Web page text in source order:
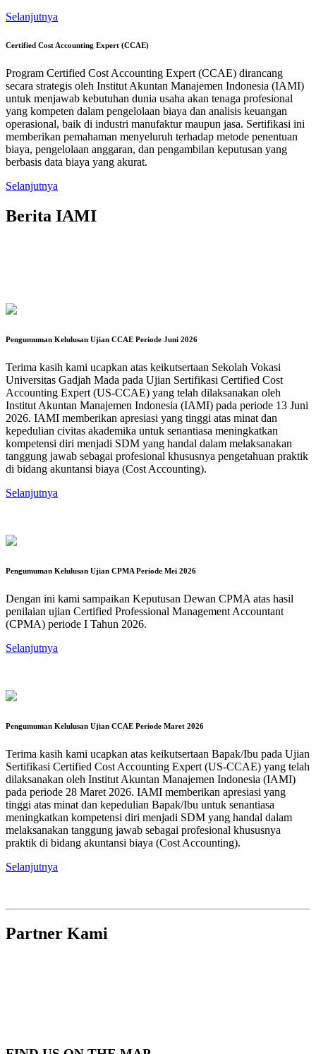
Selanjutnya
Certified Cost Accounting Expert (CCAE)
Program Certified Cost Accounting Expert (CCAE) dirancang
secara strategis oleh Institut Akuntan Manajemen Indonesia (IAMI)
untuk menjawab kebutuhan dunia usaha akan tenaga profesional
yang kompeten dalam pengelolaan biaya dan analisis keuangan
operasional, baik di industri manufaktur maupun jasa. Sertifikasi ini
memberikan pemahaman menyeluruh terhadap metode penentuan
biaya, pengelolaan anggaran, dan pengambilan keputusan yang
berbasis data biaya yang akurat.
Selanjutnya
Berita IAMI
Pengumuman Kelulusan Ujian CCAE Periode Juni 2026
Terima kasih kami ucapkan atas keikutsertaan Sekolah Vokasi
Universitas Gadjah Mada pada Ujian Sertifikasi Certified Cost
Accounting Expert (US-CCAE) yang telah dilaksanakan oleh
Institut Akuntan Manajemen Indonesia (IAMI) pada periode 13 Juni
2026. IAMI memberikan apresiasi yang tinggi atas minat dan
kepedulian civitas akademika untuk senantiasa meningkatkan
kompetensi diri menjadi SDM yang handal dalam melaksanakan
tanggung jawab sebagai profesional khususnya pengetahuan praktik
di bidang akuntansi biaya (Cost Accounting).
Selanjutnya
Pengumuman Kelulusan Ujian CPMA Periode Mei 2026
Dengan ini kami sampaikan Keputusan Dewan CPMA atas hasil
penilaian ujian Certified Professional Management Accountant
(CPMA) periode I Tahun 2026.
Selanjutnya
Pengumuman Kelulusan Ujian CCAE Periode Maret 2026
Terima kasih kami ucapkan atas keikutsertaan Bapak/Ibu pada Ujian
Sertifikasi Certified Cost Accounting Expert (US-CCAE) yang telah
dilaksanakan oleh Institut Akuntan Manajemen Indonesia (IAMI)
pada periode 28 Maret 2026. IAMI memberikan apresiasi yang
tinggi atas minat dan kepedulian Bapak/Ibu untuk senantiasa
meningkatkan kompetensi diri menjadi SDM yang handal dalam
melaksanakan tanggung jawab sebagai profesional khususnya
praktik di bidang akuntansi biaya (Cost Accounting).
Selanjutnya
Partner Kami